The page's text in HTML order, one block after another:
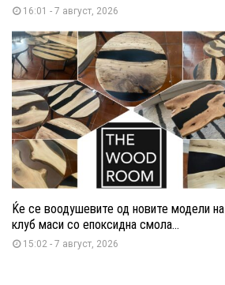
16:01 - 7 август, 2026
Ќе се воодушевите од новите модели на
клуб маси со епоксидна смола...
15:02 - 7 август, 2026